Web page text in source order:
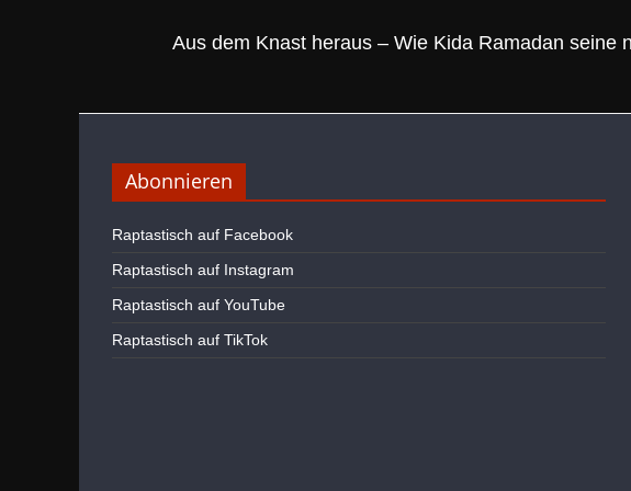
Aus dem Knast heraus – Wie Kida Ramadan seine
Abonnieren
Raptastisch auf Facebook
Raptastisch auf Instagram
Raptastisch auf YouTube
Raptastisch auf TikTok